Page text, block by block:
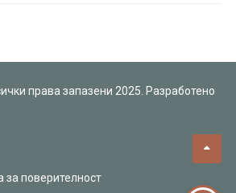
права запазени 2025. Разработено
за поверителност